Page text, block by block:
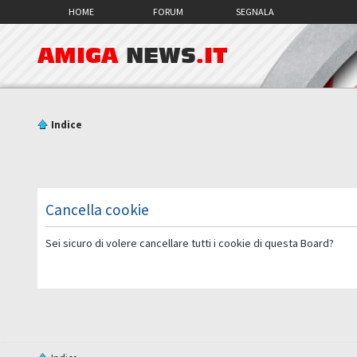
HOME FORUM SEGNALA
AMIGA NEWS.IT
Indice
Cancella cookie
Sei sicuro di volere cancellare tutti i cookie di questa Board?